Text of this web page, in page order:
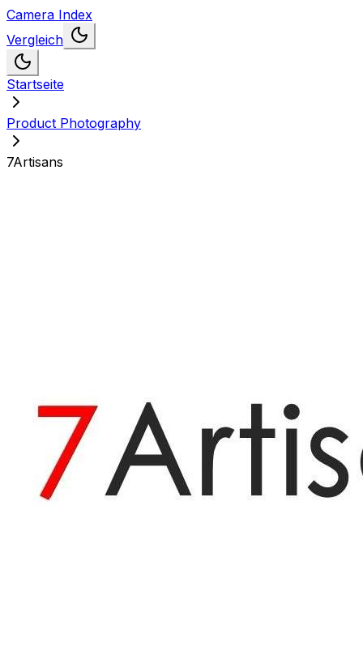
Camera Index
Vergleich
Startseite
Product Photography
7Artisans